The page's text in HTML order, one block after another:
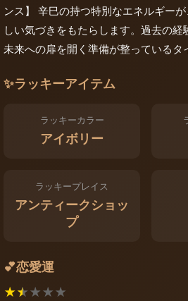
ンス】 辛巳の持つ特別なエネルギー
しい気づきをもたらします。過去の経
未来への扉を開く準備が整っているタ
✨ラッキーアイテム
ラッキーカラー
アイボリー
ラッキープレイス
アンティークショッ
プ
💕恋愛運
★★★★★